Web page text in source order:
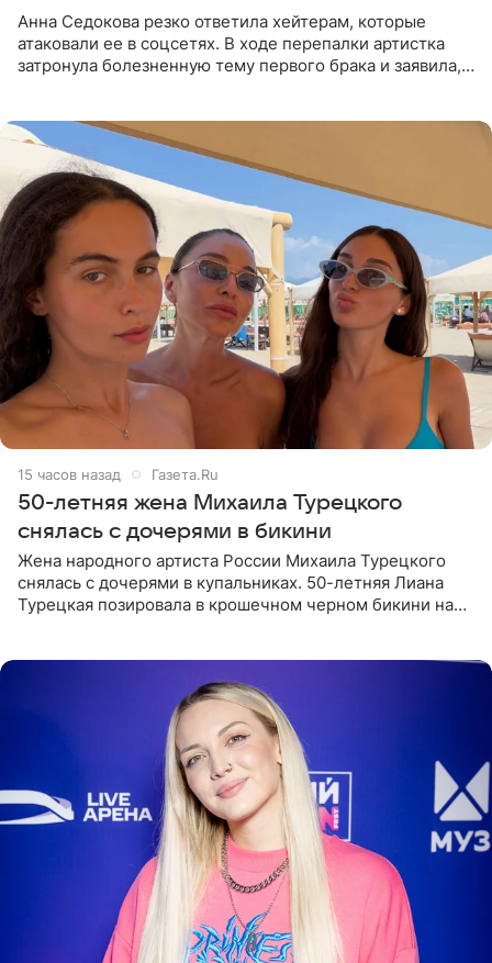
Анна Седокова резко ответила хейтерам, которые
атаковали ее в соцсетях. В ходе перепалки артистка
затронула болезненную тему первого брака и заявила,
15 часов назад Газета.Ru
50-летняя жена Михаила Турецкого
снялась с дочерями в бикини
Жена народного артиста России Михаила Турецкого
снялась с дочерями в купальниках. 50-летняя Лиана
Турецкая позировала в крошечном черном бикини на